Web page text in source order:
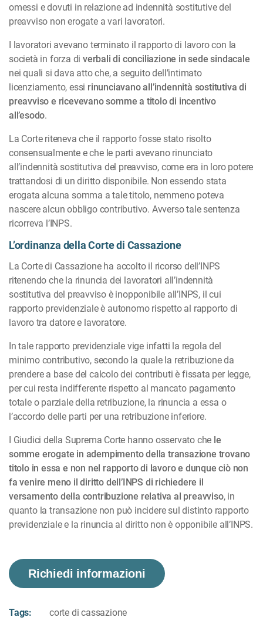
omessi e dovuti in relazione ad indennità sostitutive del
preavviso non erogate a vari lavoratori.
I lavoratori avevano terminato il rapporto di lavoro con la
società in forza diverbali di conciliazione in sede sindacale
nei quali si dava atto che, a seguito dell’intimato
licenziamento, essi rinunciavano all’indennità sostitutiva di
preavviso e ricevevano somme a titolo di incentivo
all’esodo.
La Corte riteneva che il rapporto fosse stato risolto
consensualmente e che le parti avevano rinunciato
all’indennità sostitutiva del preavviso, come era in loro potere
trattandosi di un diritto disponibile. Non essendo stata
erogata alcuna somma a tale titolo, nemmeno poteva
nascere alcun obbligo contributivo. Avverso tale sentenza
ricorreva l’INPS.
L’ordinanza della Corte di Cassazione
La Corte di Cassazione ha accolto il ricorso dell’INPS
ritenendo che la rinuncia dei lavoratori all’indennità
sostitutiva del preavviso è inopponibile all’INPS, il cui
rapporto previdenziale è autonomo rispetto al rapporto di
lavoro tra datore e lavoratore.
In tale rapporto previdenziale vige infatti la regola del
minimo contributivo, secondo la quale la retribuzione da
prendere a base del calcolo dei contributi è fissata per legge,
per cui resta indifferente rispetto al mancato pagamento
totale o parziale della retribuzione, la rinuncia a essa o
l’accordo delle parti per una retribuzione inferiore.
I Giudici della Suprema Corte hanno osservato che le
somme erogate in adempimento della transazione trovano
titolo in essa e non nel rapporto di lavoro e dunque ciò non
fa venire meno il diritto dell’INPS di richiedere il
versamento della contribuzione relativa al preavviso, in
quanto la transazione non può incidere sul distinto rapporto
previdenziale e la rinuncia al diritto non è opponibile all’INPS.
Richiedi informazioni
Tags: corte di cassazione